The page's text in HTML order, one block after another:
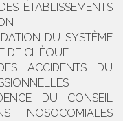
ÉTABLISSEMENTS
DU SYSTÈME
DE CHÈQUE
ACCIDENTS DU
DU CONSEIL
NOSOCOMIALES